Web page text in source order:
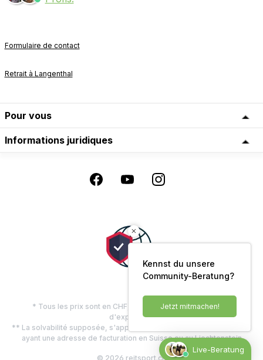
Formulaire de contact
Retrait à Langenthal
Pour vous
Informations juridiques
* Tous les prix sont en CHF, TVA comprise, plus les frais
d'expédition
** La solvabilité supposée, s'applique uniquement aux clients privés
ayant une adresse de facturation en Suisse ou au Liechtenstein
© 2026 reitsport.ch
Kennst du unsere
Community-Beratung?
Jetzt mitmachen!
Live-Beratung